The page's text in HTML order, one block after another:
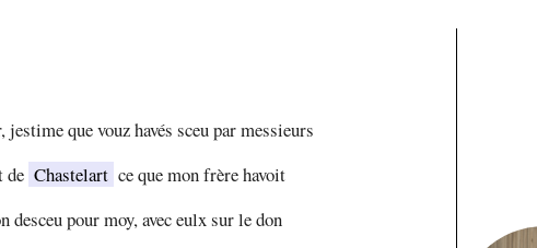
jestime que vouz havés sceu par messieurs
de Chastelart ce que mon frère havoit
desceu pour moy, avec eulx sur le don